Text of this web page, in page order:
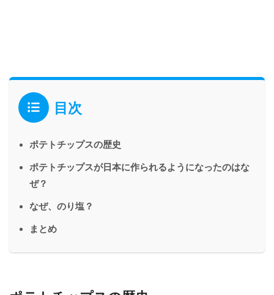
目次
ポテトチップスの歴史
ポテトチップスが日本に作られるようになったのはな
ぜ？
なぜ、のり塩？
まとめ